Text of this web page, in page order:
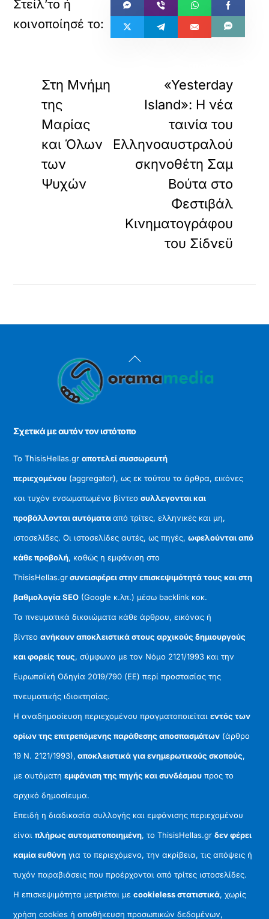
Στη Μνήμη
της
Μαρίας
και Όλων
των
Ψυχών
«Yesterday
Island»: Η νέα
ταινία του
Ελληνοαυστραλού
σκηνοθέτη Σαμ
Βούτα στο
Φεστιβάλ
Κινηματογράφου
του Σίδνεϋ
Back
To
Σχετικά με αυτόν τον ιστότοπο
Το ThisisHellas.grαποτελεί συσσωρευτή
περιεχομένου (aggregator), ως εκ τούτου τα άρθρα, εικόνες
και τυχόν ενσωματωμένα βίντεοσυλλεγονται και
προβάλλονται αυτόματααπό τρίτες, ελληνικές και μη,
ιστοσελίδες. Οι ιστοσελίδες αυτές, ως πηγές,ωφελούνται από
κάθε προβολή, καθώς η εμφάνιση στο
ThisisHellas.grσυνεισφέρει στην επισκεψιμότητά τους και στη
βαθμολογία SEO (Google κ.λπ.) μέσω backlink κοκ.
Τα πνευματικά δικαιώματα κάθε άρθρου, εικόνας ή
βίντεοανήκουν αποκλειστικά στους αρχικούς δημιουργούς
και φορείς τους, σύμφωνα με τον Νόμο 2121/1993 και την
Ευρωπαϊκή Οδηγία 2019/790 (ΕΕ) περί προστασίας της
πνευματικής ιδιοκτησίας.
Η αναδημοσίευση περιεχομένου πραγματοποιείταιεντός των
ορίων της επιτρεπόμενης παράθεσης αποσπασμάτων (άρθρο
19 Ν. 2121/1993), αποκλειστικά για ενημερωτικούς σκοπούς,
με αυτόματηεμφάνιση της πηγής και συνδέσμου προς το
αρχικό δημοσίευμα.
Επειδή η διαδικασία συλλογής και εμφάνισης περιεχομένου
είναιπλήρως αυτοματοποιημένη, το ThisisHellas.grδεν φέρει
καμία ευθύνη για το περιεχόμενο, την ακρίβεια, τις απόψεις ή
τυχόν παραβιάσεις που προέρχονται από τρίτες ιστοσελίδες.
Η επισκεψιμότητα μετριέται μεcookieless στατιστικά, χωρίς
χρήση cookies ή αποθήκευση προσωπικών δεδομένων,